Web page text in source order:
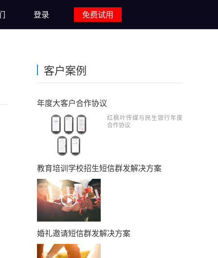
登录 免费试用
客户案例
年度大客户合作协议
红枫叶传媒与民生银行年度
合作协议
教育培训学校招生短信群发解决方案
婚礼邀请短信群发解决方案